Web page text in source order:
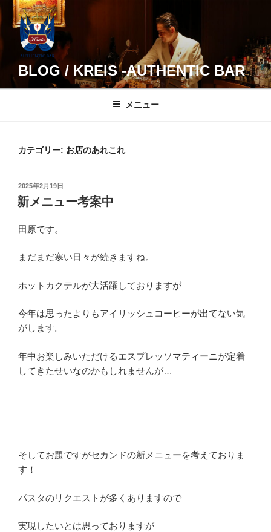
コ
BLOG / KREIS -AUTHENTIC BAR
メニュー
カテゴリー: お店のあれこれ
投
稿
日:
2025年2月19日
新メニュー考案中
田原です。
まだまだ寒い日々が続きますね。
ホットカクテルが大活躍しておりますが
今年は思ったよりもアイリッシュコーヒーが出てない気
がします。
年中お楽しみいただけるエスプレッソマティーニが定着
してきたせいなのかもしれませんが…
そしてお題ですがセカンドの新メニューを考えておりま
す！
パスタのリクエストが多くありますので
実現したいとは思っておりますが